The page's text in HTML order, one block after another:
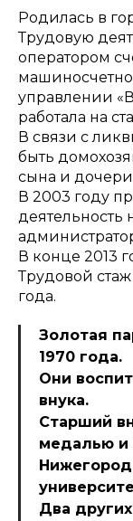
Родилась в
Трудовую
оператором
управлении
работала на
В связи с
быть
сына и
В 2003 году
В конце 2013
Трудовой
года.
Золотая
1970 года.
Они
внука.
Старший
медалью и
Два